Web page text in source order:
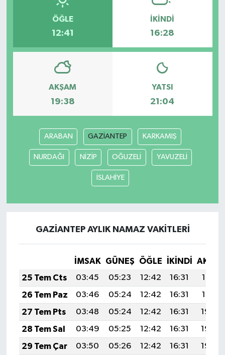
ÖĞLE
12:41
İKINDI
16:28
AKŞAM
19:38
YATSI
21:04
ARABAN GAZİANTEP KARKAMIŞ
NURDAĞI NİZİP OĞUZELİ YAVUZELİ
İSLAHİYE
GAZİANTEP AYLIK NAMAZ VAKITLERI
İMSAK GÜNEŞ ÖĞLE İKINDI
25 Tem Cts
03:45 05:23 12:42 16:31
19:51
26 Tem Paz
03:46 05:24 12:42 16:31
19:51
27 Tem Pts
03:48 05:24 12:42 16:31
19:50
28 Tem Sal
03:49 05:25 12:42 16:31
19:49
29 Tem Çar
03:50 05:26 12:42 16:31
19:48